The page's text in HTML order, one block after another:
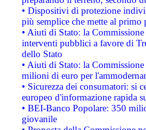
• Dispositivi di protezione
più semplice che mette al primo
• Aiuti di Stato: la
interventi pubblici a favore di
dello Stato
• Aiuti di Stato: la
milioni di euro per
• Sicurezza dei consumatori: si
europeo d'informazione rapida
• BEI-Banco Popolare: 350
giovanile